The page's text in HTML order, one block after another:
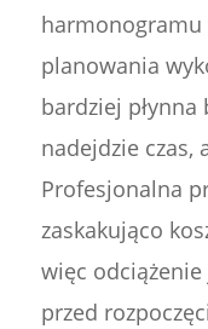
planowania
bardziej
nadejdzie czas,
Profesjonalna
zaskakująco
więc
przed